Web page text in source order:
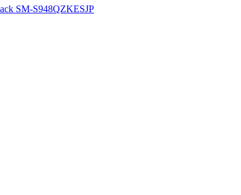
SM-S948QZKESJP